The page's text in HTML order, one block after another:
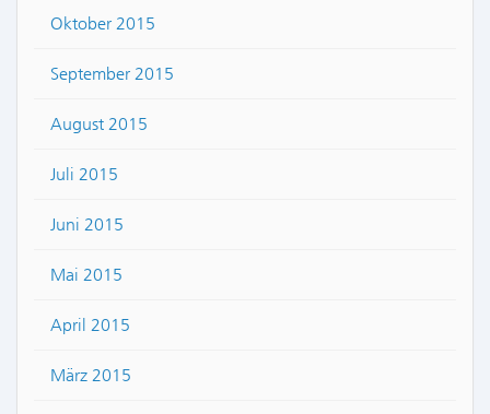
Oktober 2015
September 2015
August 2015
Juli 2015
Juni 2015
Mai 2015
April 2015
März 2015